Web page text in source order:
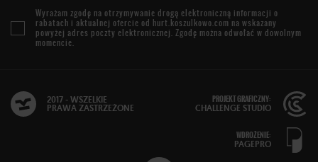
Wyrażam zgodę na otrzymywanie drogą elektroniczną informacji o
rabatach i aktualnej ofercie od hurt.koszulkowo.com na wskazany
powyżej adres poczty elektronicznej. Zgodę można odwołać w dowolnym
momencie.
2017 - WSZELKIE
PRAWA ZASTRZEŻONE
PROJEKT GRAFICZNY:
CHALLENGE STUDIO
WDROŻENIE:
PAGEPRO